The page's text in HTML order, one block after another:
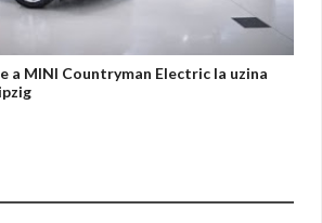
a MINI Countryman Electric la uzina